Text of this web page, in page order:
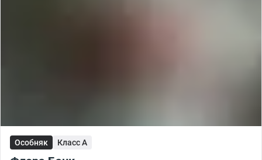
Особняк Класс A